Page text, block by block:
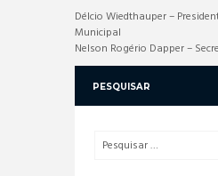
Délcio Wiedthauper –
Municipal
Nelson Rogério Dapper –
PESQUISAR